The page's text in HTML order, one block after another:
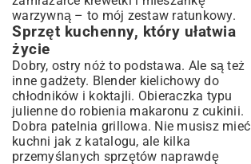
warzywną – to mój zestaw ratunkowy.
Sprzęt kuchenny, który ułatwia
życie
Dobry, ostry nóż to podstawa. Ale są też
inne gadżety. Blender kielichowy do
chłodników i koktajli. Obieraczka typu
julienne do robienia makaronu z cukinii.
Dobra patelnia grillowa. Nie musisz mieć
kuchni jak z katalogu, ale kilka
przemyślanych sprzętów naprawdę